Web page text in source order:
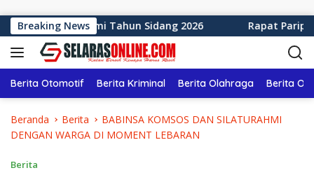
Breaking News
Sukabumi Tahun Sidang 2026 Rapat Paripurna
Berita Otomotif Berita Kriminal Berita Olahraga Berita
Beranda Berita
BABINSA KOMSOS DAN SILATURAHMI
DENGAN WARGA DI MOMENT LEBARAN
Berita